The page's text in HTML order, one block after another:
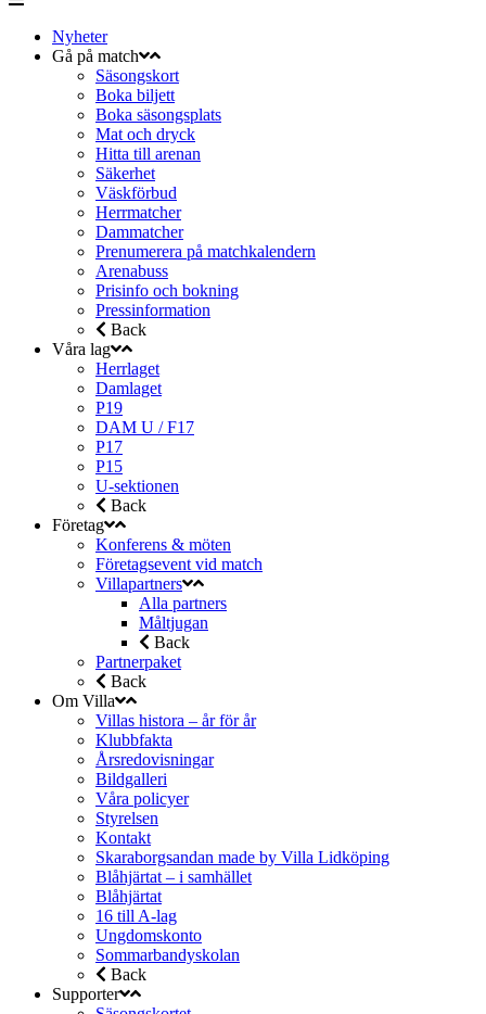
Nyheter
Gå på match
Säsongskort
Boka biljett
Boka säsongsplats
Mat och dryck
Hitta till arenan
Säkerhet
Väskförbud
Herrmatcher
Dammatcher
Prenumerera på matchkalendern
Arenabuss
Prisinfo och bokning
Pressinformation
Back
Våra lag
Herrlaget
Damlaget
P19
DAM U / F17
P17
P15
U-sektionen
Back
Företag
Konferens & möten
Företagsevent vid match
Villapartners
Alla partners
Måltjugan
Back
Partnerpaket
Back
Om Villa
Villas histora – år för år
Klubbfakta
Årsredovisningar
Bildgalleri
Våra policyer
Styrelsen
Kontakt
Skaraborgsandan made by Villa Lidköping
Blåhjärtat – i samhället
Blåhjärtat
16 till A-lag
Ungdomskonto
Sommarbandyskolan
Back
Supporter